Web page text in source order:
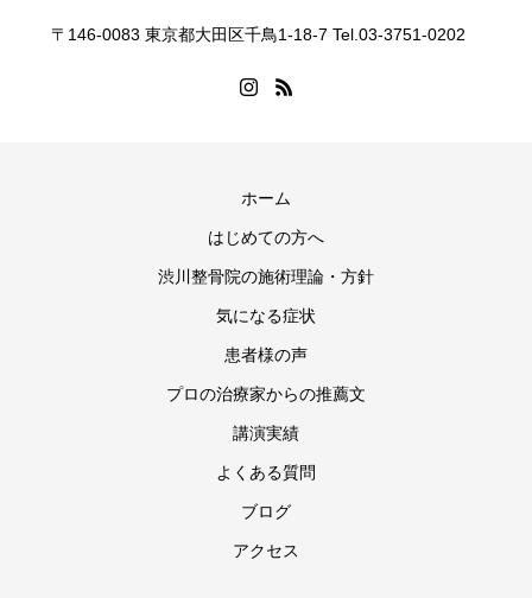
〒146-0083 東京都大田区千鳥1-18-7 Tel.03-3751-0202
ホーム
はじめての方へ
渋川整骨院の施術理論・方針
気になる症状
患者様の声
プロの治療家からの推薦文
講演実績
よくある質問
ブログ
アクセス